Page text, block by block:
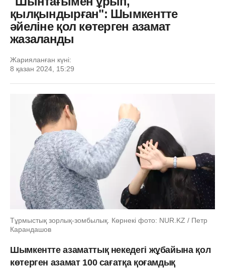
қылқындырған": Шымкентте
әйеліне қол көтерген азамат
жазаланды
Жарияланған күні:
8 қазан 2024, 15:29
Тұрмыстық зорлық-зомбылық. Көрнекі фото: NUR.KZ / Петр
Карандашов
Шымкентте азаматтық некедегі жұбайына қол
көтерген азамат 100 сағатқа қоғамдық